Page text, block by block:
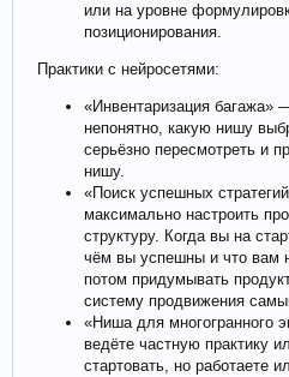
или на уровне
позиционирования.
Практики с нейросетями:
«Инвентаризация
непонятно, какую нишу
серьёзно пересмотреть и
нишу.
«Поиск успешных
максимально настроить
структуру. Когда вы на
чём вы успешны и что вам
потом придумывать
систему продвижения
«Ниша для многогранного
ведёте частную практику
стартовать, но работаете